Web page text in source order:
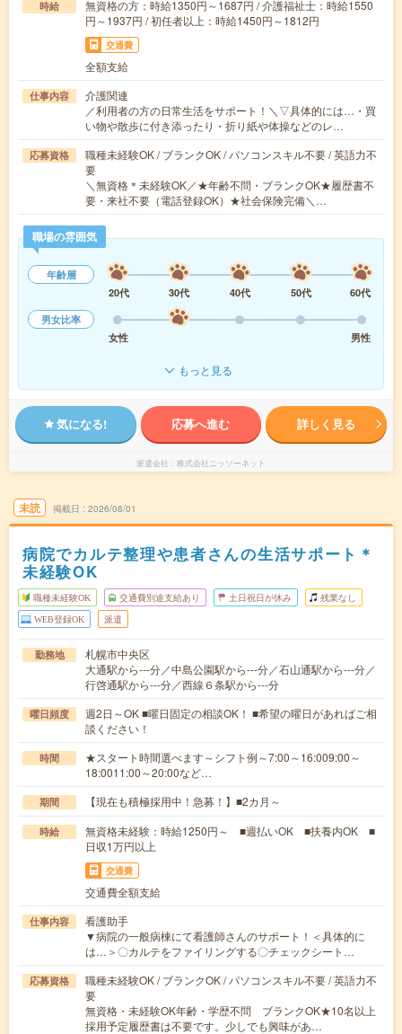
時給
無資格の方：時給1350円～1687円 / 介護福祉士：時給1550
円～1937円 / 初任者以上：時給1450円～1812円
交通費
全額支給
仕事内容
介護関連
／利用者の方の日常生活をサポート！＼▽具体的には…・買
い物や散歩に付き添ったり・折り紙や体操などのレ…
応募資格
職種未経験OK / ブランクOK / パソコンスキル不要 / 英語力不
要
＼無資格＊未経験OK／★年齢不問・ブランクOK★履歴書不
要・来社不要（電話登録OK）★社会保険完備＼…
職場の雰囲気
年齢層
20代
30代 40代 50代
60代
男女比率
女性
男性
もっと見る
気になる! 応募へ進む 詳しく見る
派遣会社 株式会社ニッソーネット
未読 掲載日 2026/08/01
病院でカルテ整理や患者さんの生活サポート＊
未経験OK
職種未経験OK 交通費別途支給あり 土日祝日が休み 残業なし
WEB登録OK 派遣
勤務地
札幌市中央区
大通駅から---分／中島公園駅から---分／石山通駅から---分／
行啓通駅から---分／西線６条駅から---分
曜日頻度
週2日～OK ■曜日固定の相談OK！ ■希望の曜日があればご相
談ください！
時間
★スタート時間選べます～シフト例～7:00～16:009:00～
18:0011:00～20:00など…
期間 【現在も積極採用中！急募！】■2カ月～
時給
無資格未経験：時給1250円～ ■週払いOK ■扶養内OK ■
日収1万円以上
交通費
交通費全額支給
仕事内容
看護助手
▼病院の一般病棟にて看護師さんのサポート！＜具体的に
は…＞〇カルテをファイリングする〇チェックシート…
応募資格
職種未経験OK / ブランクOK / パソコンスキル不要 / 英語力不
要
無資格・未経験OK年齢・学歴不問 ブランクOK★10名以上
採用予定履歴書は不要です。少しでも興味があ…